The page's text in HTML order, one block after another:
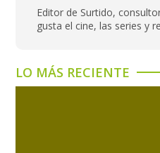
Editor de Surtido,
gusta el cine, las series y
LO MÁS RECIENTE